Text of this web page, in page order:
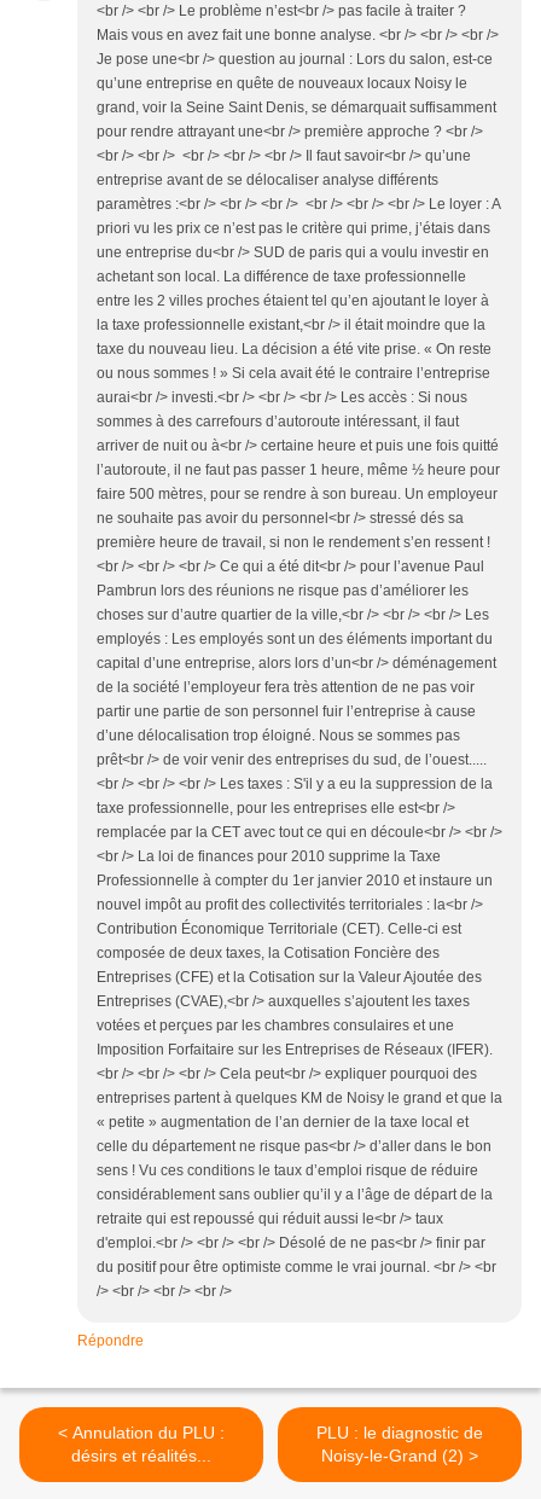
<br /> <br /> Le problème n’est<br /> pas facile à traiter ?
Mais vous en avez fait une bonne analyse. <br /> <br /> <br />
Je pose une<br /> question au journal : Lors du salon, est-ce
qu’une entreprise en quête de nouveaux locaux Noisy le
grand, voir la Seine Saint Denis, se démarquait suffisamment
pour rendre attrayant une<br /> première approche ? <br />
<br /> <br /> <br /> <br /> <br /> Il faut savoir<br /> qu’une
entreprise avant de se délocaliser analyse différents
paramètres :<br /> <br /> <br /> <br /> <br /> <br /> Le loyer : A
priori vu les prix ce n’est pas le critère qui prime, j’étais dans
une entreprise du<br /> SUD de paris qui a voulu investir en
achetant son local. La différence de taxe professionnelle
entre les 2 villes proches étaient tel qu’en ajoutant le loyer à
la taxe professionnelle existant,<br /> il était moindre que la
taxe du nouveau lieu. La décision a été vite prise. « On reste
ou nous sommes ! » Si cela avait été le contraire l’entreprise
aurai<br /> investi.<br /> <br /> <br /> Les accès : Si nous
sommes à des carrefours d’autoroute intéressant, il faut
arriver de nuit ou à<br /> certaine heure et puis une fois quitté
l’autoroute, il ne faut pas passer 1 heure, même ½ heure pour
faire 500 mètres, pour se rendre à son bureau. Un employeur
ne souhaite pas avoir du personnel<br /> stressé dés sa
première heure de travail, si non le rendement s’en ressent !
<br /> <br /> <br /> Ce qui a été dit<br /> pour l’avenue Paul
Pambrun lors des réunions ne risque pas d’améliorer les
choses sur d’autre quartier de la ville,<br /> <br /> <br /> Les
employés : Les employés sont un des éléments important du
capital d’une entreprise, alors lors d’un<br /> déménagement
de la société l’employeur fera très attention de ne pas voir
partir une partie de son personnel fuir l’entreprise à cause
d’une délocalisation trop éloigné. Nous se sommes pas
prêt<br /> de voir venir des entreprises du sud, de l’ouest.....
<br /> <br /> <br /> Les taxes : S'il y a eu la suppression de la
taxe professionnelle, pour les entreprises elle est<br />
remplacée par la CET avec tout ce qui en découle<br /> <br />
<br /> La loi de finances pour 2010 supprime la Taxe
Professionnelle à compter du 1er janvier 2010 et instaure un
nouvel impôt au profit des collectivités territoriales : la<br />
Contribution Économique Territoriale (CET). Celle-ci est
composée de deux taxes, la Cotisation Foncière des
Entreprises (CFE) et la Cotisation sur la Valeur Ajoutée des
Entreprises (CVAE),<br /> auxquelles s’ajoutent les taxes
votées et perçues par les chambres consulaires et une
Imposition Forfaitaire sur les Entreprises de Réseaux (IFER).
<br /> <br /> <br /> Cela peut<br /> expliquer pourquoi des
entreprises partent à quelques KM de Noisy le grand et que la
« petite » augmentation de l’an dernier de la taxe local et
celle du département ne risque pas<br /> d’aller dans le bon
sens ! Vu ces conditions le taux d’emploi risque de réduire
considérablement sans oublier qu’il y a l’âge de départ de la
retraite qui est repoussé qui réduit aussi le<br /> taux
d'emploi.<br /> <br /> <br /> Désolé de ne pas<br /> finir par
du positif pour être optimiste comme le vrai journal. <br /> <br
/> <br /> <br /> <br />
Répondre
< Annulation du PLU :
désirs et réalités...
PLU : le diagnostic de
Noisy-le-Grand (2) >